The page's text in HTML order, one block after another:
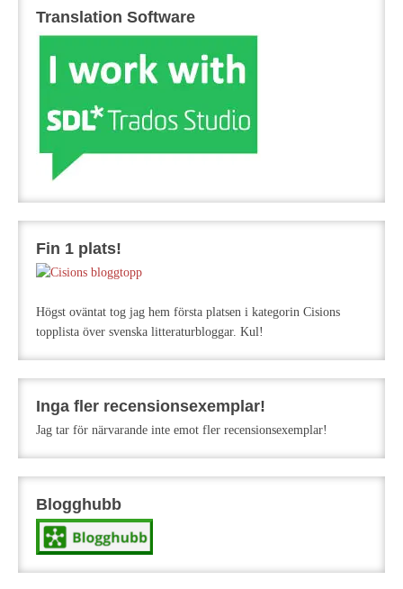
Translation Software
Fin 1 plats!
Högst oväntat tog jag hem första platsen i kategorin Cisions
topplista över svenska litteraturbloggar. Kul!
Inga fler recensionsexemplar!
Jag tar för närvarande inte emot fler recensionsexemplar!
Blogghubb